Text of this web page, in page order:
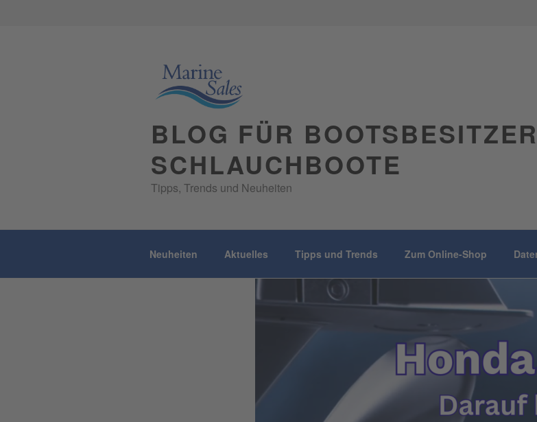
BLOG FÜR
SCHLAUCHBOOTE
Tipps, Trends und Neuheiten
Neuheiten Aktuelles Tipps und Trends Zum Online-Shop